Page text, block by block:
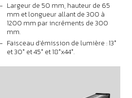
Largeur de 50 mm, hauteur de 65
mm et longueur allant de 300 à
1200 mm par incréments de 300
mm.
Faisceau d'émission de lumière : 13°
et 30° et 45° et 18°x44°.